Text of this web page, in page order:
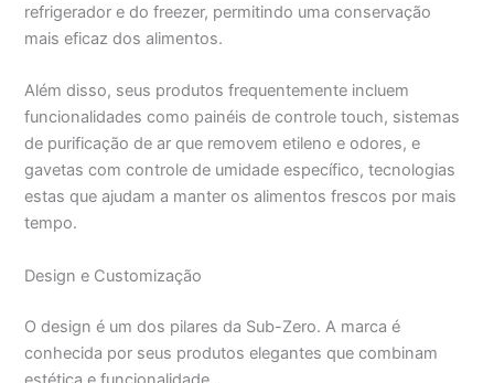
refrigerador e do freezer, permitindo uma conservação
mais eficaz dos alimentos.
Além disso, seus produtos frequentemente incluem
funcionalidades como painéis de controle touch, sistemas
de purificação de ar que removem etileno e odores, e
gavetas com controle de umidade específico, tecnologias
estas que ajudam a manter os alimentos frescos por mais
tempo.
Design e Customização
O design é um dos pilares da Sub-Zero. A marca é
conhecida por seus produtos elegantes que combinam